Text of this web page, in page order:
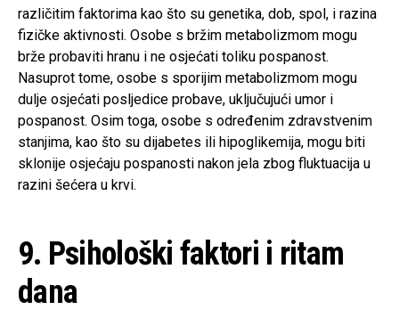
različitim faktorima kao što su genetika, dob, spol, i razina
fizičke aktivnosti. Osobe s bržim metabolizmom mogu
brže probaviti hranu i ne osjećati toliku pospanost.
Nasuprot tome, osobe s sporijim metabolizmom mogu
dulje osjećati posljedice probave, uključujući umor i
pospanost. Osim toga, osobe s određenim zdravstvenim
stanjima, kao što su dijabetes ili hipoglikemija, mogu biti
sklonije osjećaju pospanosti nakon jela zbog fluktuacija u
razini šećera u krvi.
9. Psihološki faktori i ritam
dana